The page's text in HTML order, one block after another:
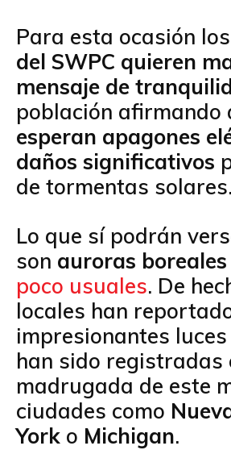
Para esta ocasión los
del SWPC quieren
mensaje de
población afirmando
esperan apagones
daños significativos
de tormentas solares.
Lo que sí podrán
son auroras boreales
poco usuales. De
locales han
impresionantes
han sido registradas
madrugada de este
ciudades como
York o Michigan.